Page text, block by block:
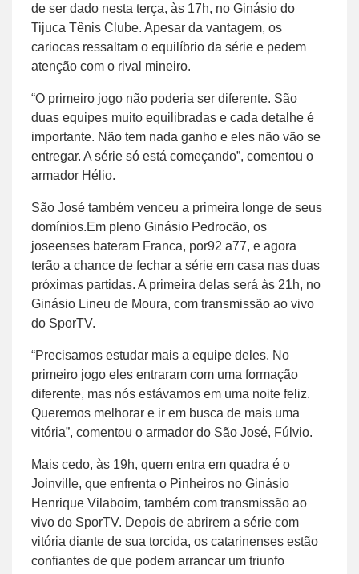
de ser dado nesta terça, às 17h, no Ginásio do
Tijuca Tênis Clube. Apesar da vantagem, os
cariocas ressaltam o equilíbrio da série e pedem
atenção com o rival mineiro.
“O primeiro jogo não poderia ser diferente. São
duas equipes muito equilibradas e cada detalhe é
importante. Não tem nada ganho e eles não vão se
entregar. A série só está começando”, comentou o
armador Hélio.
São José também venceu a primeira longe de seus
domínios.Em pleno Ginásio Pedrocão, os
joseenses bateram Franca, por92 a77, e agora
terão a chance de fechar a série em casa nas duas
próximas partidas. A primeira delas será às 21h, no
Ginásio Lineu de Moura, com transmissão ao vivo
do SporTV.
“Precisamos estudar mais a equipe deles. No
primeiro jogo eles entraram com uma formação
diferente, mas nós estávamos em uma noite feliz.
Queremos melhorar e ir em busca de mais uma
vitória”, comentou o armador do São José, Fúlvio.
Mais cedo, às 19h, quem entra em quadra é o
Joinville, que enfrenta o Pinheiros no Ginásio
Henrique Vilaboim, também com transmissão ao
vivo do SporTV. Depois de abrirem a série com
vitória diante de sua torcida, os catarinenses estão
confiantes de que podem arrancar um triunfo